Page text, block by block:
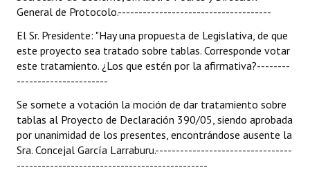
General de Protocolo.-------------------------------------
El Sr. Presidente: "Hay una propuesta de Legislativa, de que
este proyecto sea tratado sobre tablas. Corresponde votar
este tratamiento. ¿Los que estén por la afirmativa?--------
----------------------
Se somete a votación la moción de dar tratamiento sobre
tablas al Proyecto de Declaración 390/05, siendo aprobada
por unanimidad de los presentes, encontrándose ausente la
Sra. Concejal García Larraburu.---------------------------------
----------------------------------------------